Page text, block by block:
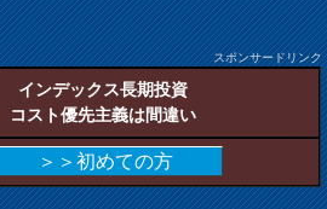
スポンサードリンク
インデックス長期投資
コスト優先主義は間違い
＞＞初めての方